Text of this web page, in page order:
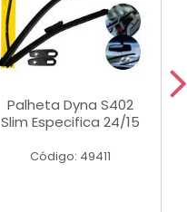
Palheta Dyna S402
Slim Especifica 24/15
Código: 49411